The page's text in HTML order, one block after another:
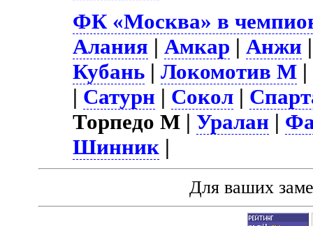
ФК «Москва» в
Алания |Амкар |Анжи
Кубань |Локомотив М |
| Сатурн | Сокол |
Торпедо М |Уралан |
Шинник |
Для ваших